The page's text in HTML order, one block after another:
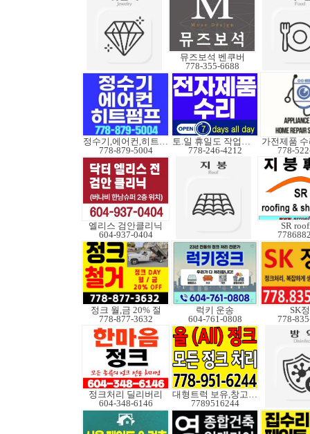
뮤즈보석 벤쿠버
778-355-6688
정수기,에어컨,히트펌프
778-879-5004
토.일 휴일도 작업가능
778-246-4212
778-
엘리스 검안클리닉
604-937-0404
SR
정크 월,금 20% 절
778-877-3632
럭키 운송
604-761-0808
SK
778-
정크처리 딜리버리
604-348-6146
대형트럭 보유,창고보관
7789516244